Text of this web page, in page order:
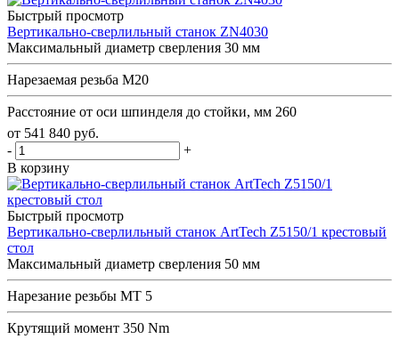
Быстрый просмотр
Вертикально-сверлильный станок ZN4030
Максимальный диаметр сверления 30 мм
Нарезаемая резьба М20
Расстояние от оси шпинделя до стойки, мм 260
от 541 840 руб.
-
+
В корзину
Быстрый просмотр
Вертикально-сверлильный станок ArtTech Z5150/1 крестовый
стол
Максимальный диаметр сверления 50 мм
Нарезание резьбы MT 5
Крутящий момент 350 Nm